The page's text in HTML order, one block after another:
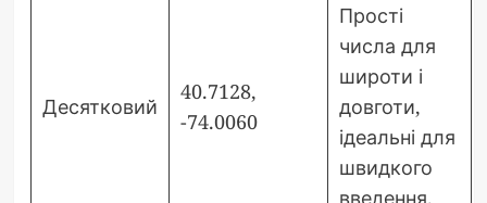
Десятковий
40.7128,
-74.0060
Прості
числа для
широти і
довготи,
ідеальні для
швидкого
введення.